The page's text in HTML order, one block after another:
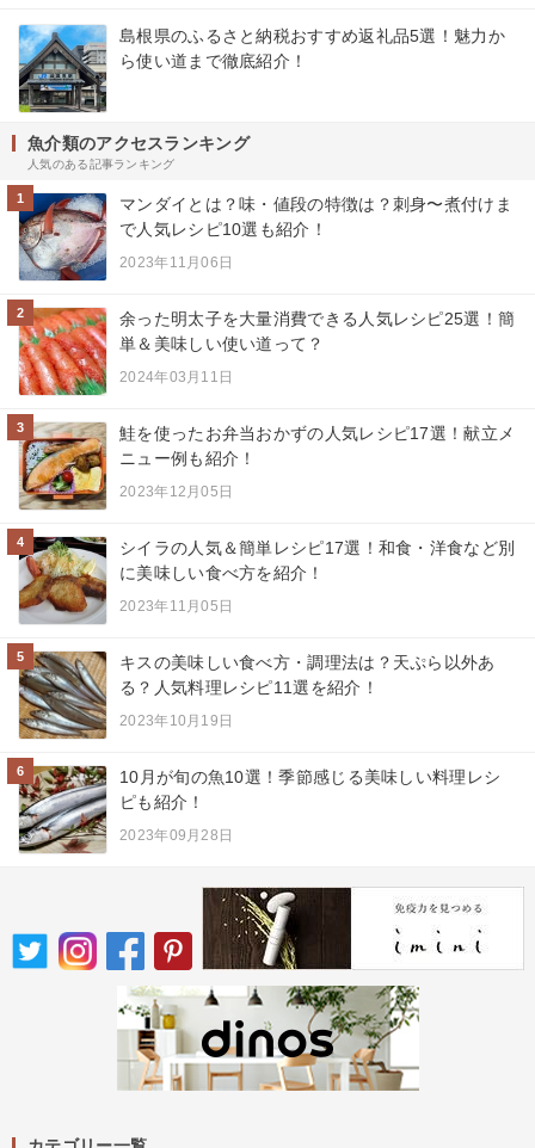
島根県のふるさと納税おすすめ返礼品5選！魅力か
ら使い道まで徹底紹介！
魚介類のアクセスランキング
人気のある記事ランキング
1
マンダイとは？味・値段の特徴は？刺身〜煮付けま
で人気レシピ10選も紹介！
2023年11月06日
2
余った明太子を大量消費できる人気レシピ25選！簡
単＆美味しい使い道って？
2024年03月11日
3
鮭を使ったお弁当おかずの人気レシピ17選！献立メ
ニュー例も紹介！
2023年12月05日
4
シイラの人気＆簡単レシピ17選！和食・洋食など別
に美味しい食べ方を紹介！
2023年11月05日
5
キスの美味しい食べ方・調理法は？天ぷら以外あ
る？人気料理レシピ11選を紹介！
2023年10月19日
6
10月が旬の魚10選！季節感じる美味しい料理レシ
ピも紹介！
2023年09月28日